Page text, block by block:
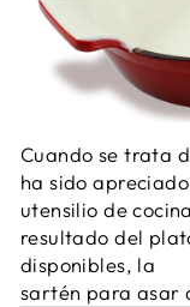
Cuando se trata
ha sido
utensilio de
resultado del
disponibles, la
sartén para asar